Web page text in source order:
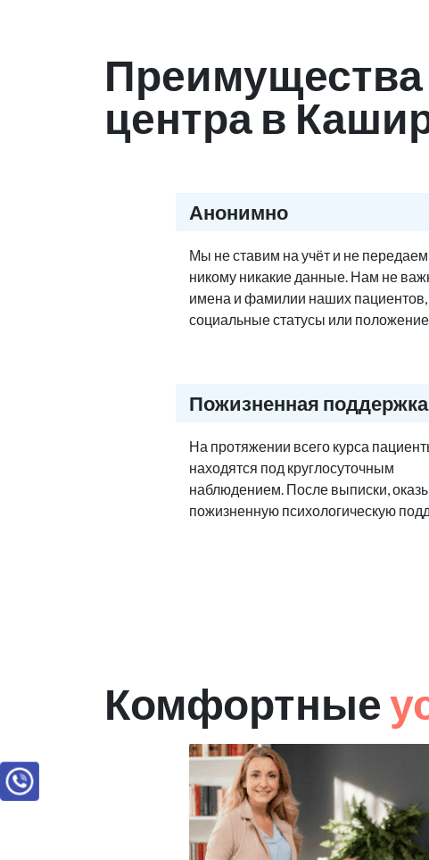
Преимущества
центра в
Анонимно
Мы не ставим на учёт и не передаем
никому никакие данные. Нам не
имена и фамилии наших пациентов,
социальные статусы или положение
Пожизненная поддержка
На протяжении всего курса
находятся под круглосуточным
наблюдением. После выписки,
пожизненную психологическую
Комфортные